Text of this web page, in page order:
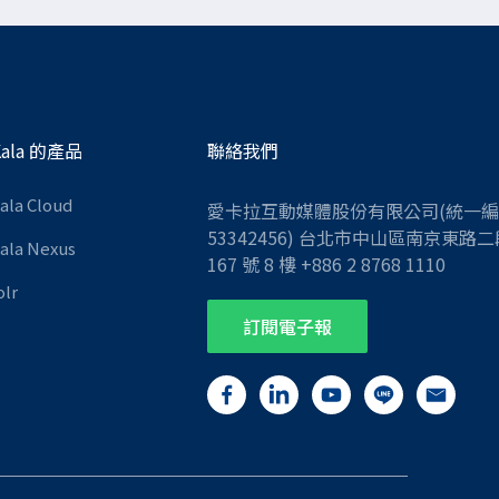
的產品
Cloud
Nexus
聯絡我們
愛卡拉互動媒體股份有限公司(統一
53342456) 台北市中山區南京東路
167 號 8 樓 +886 2 8768 1110
訂閱電子報